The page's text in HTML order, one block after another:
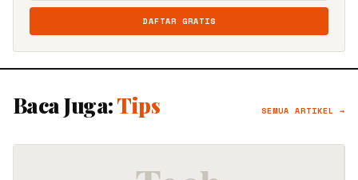
DAFTAR GRATIS
Baca Juga:Tips SEMUA ARTIKEL →